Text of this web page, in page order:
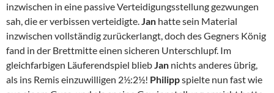
inzwischen in eine passive Verteidigungsstellung gezwungen
sah, die er verbissen verteidigte.Jan hatte sein Material
inzwischen vollständig zurückerlangt, doch des Gegners König
fand in der Brettmitte einen sicheren Unterschlupf. Im
gleichfarbigen Läuferendspiel bliebJan nichts anderes übrig,
als ins Remis einzuwilligen 2½:2½! Philippspielte nun fast wie